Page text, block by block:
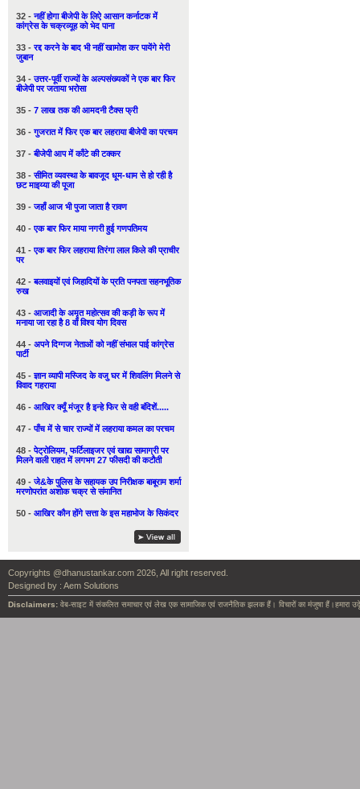
32 -नहीं होगा बीजेपी के लिऐ आसान कर्नाटक में
कांग्रेस के चक्रव्यूह को भेद पाना
33 -रद्द करने के बाद भी नहीं खामोश कर पायेंगे मेरी
जुबान
34 -उत्तर-पूर्वी राज्यों के अल्पसंख्यकों ने एक बार फिर
बीजेपी पर जताया भरोसा
35 - 7 लाख तक की आमदनी टैक्स फ्री
36 -गुजरात में फिर एक बार लहराया बीजेपी का परचम
37 -बीजेपी आप में काँटे की टक्कर
38 -सीमित व्यवस्था के बावजूद धूम-धाम से हो रही है
छट माइय्या की पूजा
39 -जहाँ आज भी पुजा जाता है रावण
40 -एक बार फिर माया नगरी हुई गणपतिमय
41 -एक बार फिर लहराया तिरंगा लाल किले की प्राचीर
पर
42 -बलवाइयों एवं जिहादियों के प्रति पनपता सहनभूतिक
रुख
43 - आजादी के अमृत महोत्सव की कड़ी के रूप में
मनाया जा रहा है 8 वाँ विश्व योग दिवस
44 - अपने दिग्गज नेताओं को नहीं संभाल पाई कांग्रेस
पार्टी
45 -ज्ञान व्यापी मस्जिद के वजु घर में शिवलिंग मिलने से
विवाद गहराया
46 - आखिर क्यूँ मंजूर है इन्हे फिर से वही बंदिशें.....
47 -पाँच में से चार राज्यों में लहराया कमल का परचम
48 -पेट्रोलियम, फर्टिलाइजर एवं खाद्य सामाग्री पर
मिलने वाली राहत में लगभग 27 फीसदी की कटौती
49 -जे&के पुलिस के सहायक उप निरीक्षक बाबूराम शर्मा
मरणोपरांत अशोक चक्र से संमानित
50 - आखिर कौन होंगे सत्ता के इस महाभोज के सिकंदर
Copyrights @dhanustankar.com 2026, All right reserved.
Designed by : Aem Solutions
Disclaimers: वेब-साइट में संकलित समाचार एवं लेख एक सामाजिक एवं राजनैतिक झलक हैं। विचारों का मंजुषा हैं।हमारा